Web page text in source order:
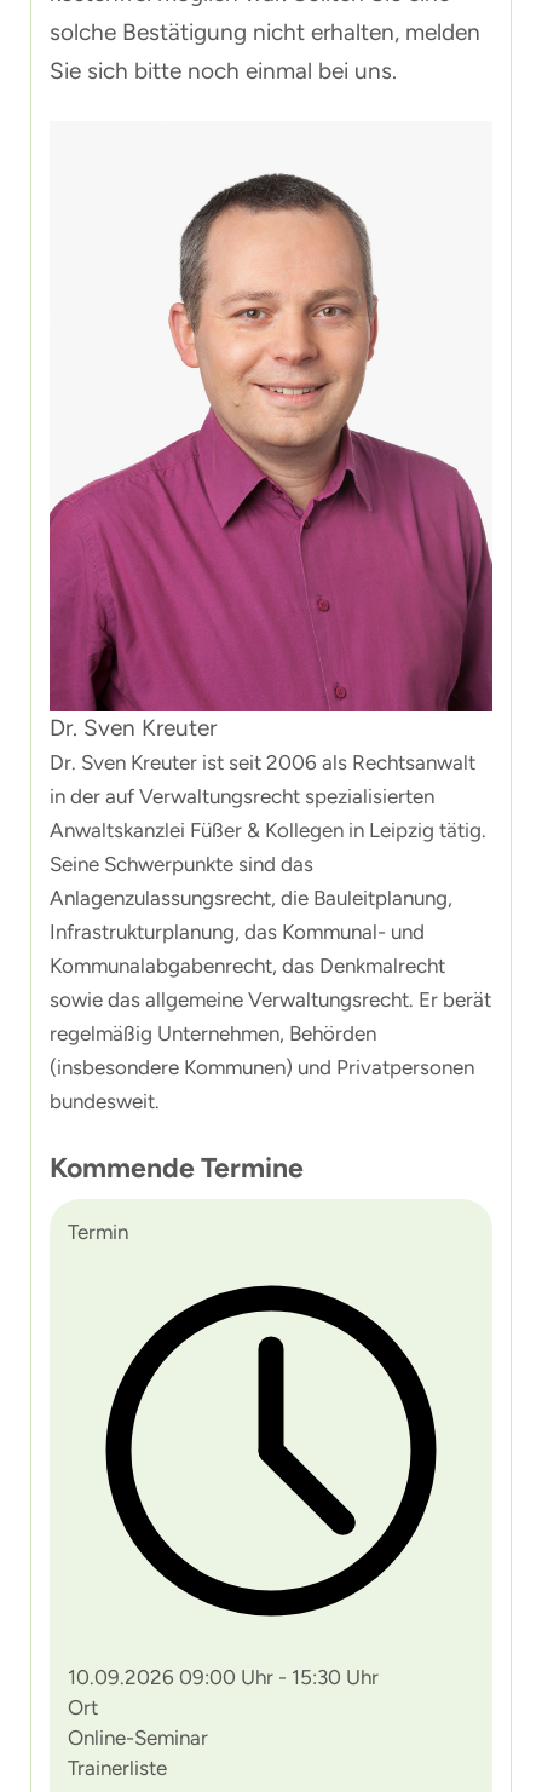
solche Bestätigung nicht erhalten, melden
Sie sich bitte noch einmal bei uns.
Dr. Sven Kreuter
Dr. Sven Kreuter ist seit 2006 als Rechtsanwalt
in der auf Verwaltungsrecht spezialisierten
Anwaltskanzlei Füßer & Kollegen in Leipzig tätig.
Seine Schwerpunkte sind das
Anlagenzulassungsrecht, die Bauleitplanung,
Infrastrukturplanung, das Kommunal- und
Kommunalabgabenrecht, das Denkmalrecht
sowie das allgemeine Verwaltungsrecht. Er berät
regelmäßig Unternehmen, Behörden
(insbesondere Kommunen) und Privatpersonen
bundesweit.
Kommende Termine
Termin
10.09.2026 09:00 Uhr - 15:30 Uhr
Ort
Online-Seminar
Trainerliste